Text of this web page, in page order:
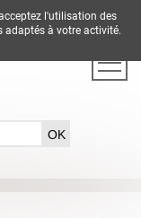
DE EN ES FR IT
l'utilisation des
adaptés à votre activité.